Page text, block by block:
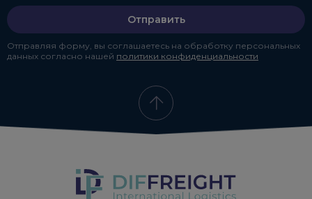
Отправить
Отправляя форму, вы соглашаетесь на обработку персональных
данных согласно нашей политики конфиденциальности